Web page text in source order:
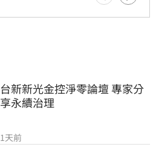
台新新光金控淨零論壇 專家分
享永續治理
1天前